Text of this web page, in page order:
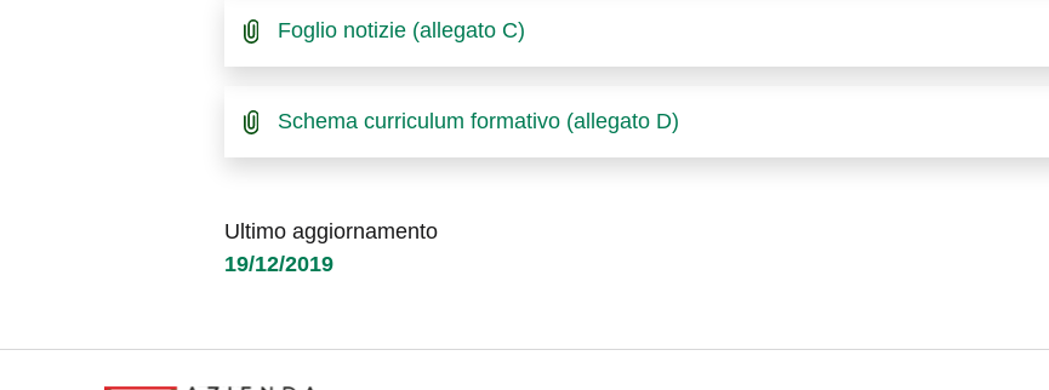
Foglio notizie (allegato C)
Schema curriculum formativo (allegato D)
Ultimo aggiornamento
19/12/2019